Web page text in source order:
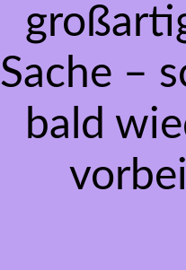
Sache –
bald